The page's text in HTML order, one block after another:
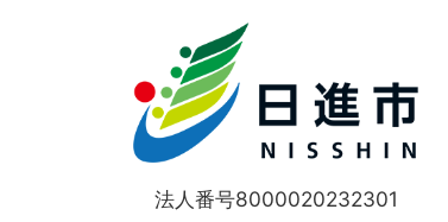
法人番号8000020232301